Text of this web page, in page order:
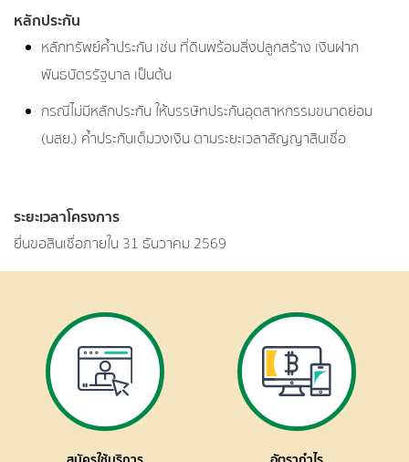
หลักประกัน
หลักทรัพย์ค้ำประกัน เช่น ที่ดินพร้อมสิ่งปลูกสร้าง เงินฝาก
พันธบัตรรัฐบาล เป็นต้น
กรณีไม่มีหลักประกัน ให้บรรษัทประกันอุตสาหกรรมขนาดย่อม
(บสย.) ค้ำประกันเต็มวงเงิน ตามระยะเวลาสัญญาสินเชื่อ
ระยะเวลาโครงการ
ยื่นขอสินเชื่อภายใน 31 ธันวาคม 2569